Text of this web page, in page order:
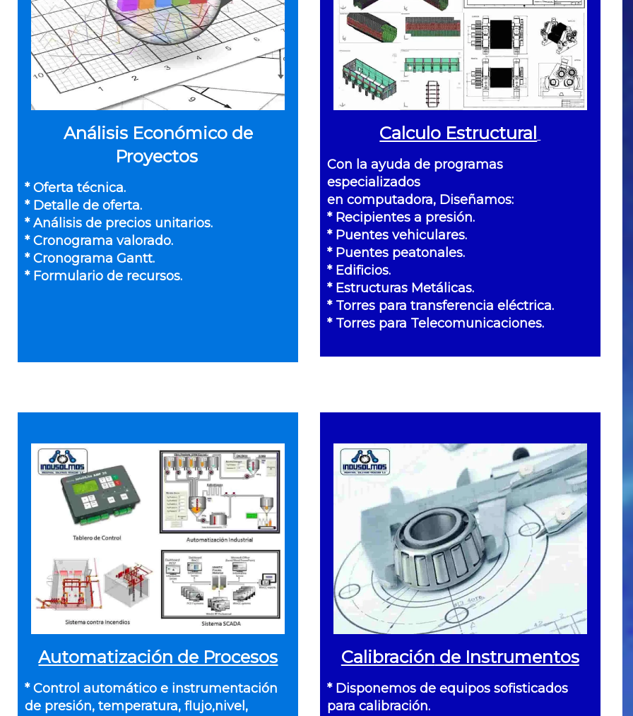
Análisis Económico de
Proyectos
* Oferta técnica.
* Detalle de oferta.
* Análisis de precios unitarios.
* Cronograma valorado.
* Cronograma Gantt.
* Formulario de recursos.
Calculo Estructural
Con la ayuda de programas
especializados
en computadora, Diseñamos:
* Recipientes a presión.
* Puentes vehiculares.
* Puentes peatonales.
* Edificios.
* Estructuras Metálicas.
* Torres para transferencia eléctrica.
* Torres para Telecomunicaciones.
Automatización de Procesos
* Control automático e instrumentación
de presión, temperatura, flujo,nivel,
Calibración de Instrumentos
* Disponemos de equipos sofisticados
para calibración.